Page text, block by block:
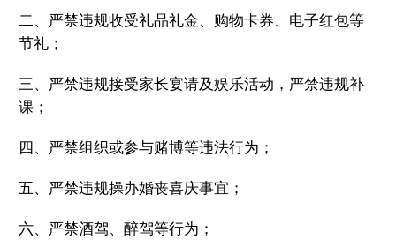
二、严禁违规收受礼品礼金、购物卡券、电子红包等
节礼；
三、严禁违规接受家长宴请及娱乐活动，严禁违规补
课；
四、严禁组织或参与赌博等违法行为；
五、严禁违规操办婚丧喜庆事宜；
六、严禁酒驾、醉驾等行为；